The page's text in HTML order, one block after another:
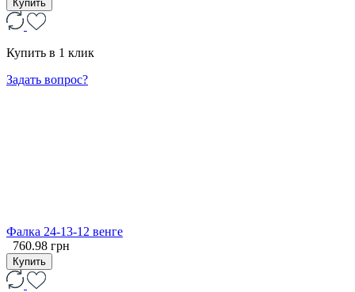
Купить
Купить в 1 клик
Задать вопрос?
Фалка 24-13-12 венге
760.98 грн
Купить